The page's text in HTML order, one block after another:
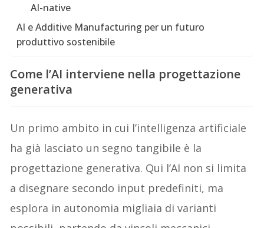
AI-native
AI e Additive Manufacturing per un futuro
produttivo sostenibile
Come l’AI interviene nella progettazione
generativa
Un primo ambito in cui l’intelligenza artificiale
ha già lasciato un segno tangibile è la
progettazione generativa. Qui l’AI non si limita
a disegnare secondo input predefiniti, ma
esplora in autonomia migliaia di varianti